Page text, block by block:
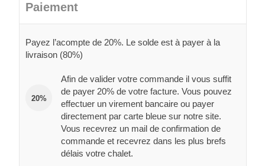
Paiement
Payez l’acompte de 20%. Le solde est à payer à la
livraison (80%)
20%
Afin de valider votre commande il vous suffit
de payer 20% de votre facture. Vous pouvez
effectuer un virement bancaire ou payer
directement par carte bleue sur notre site.
Vous recevrez un mail de confirmation de
commande et recevrez dans les plus brefs
délais votre chalet.